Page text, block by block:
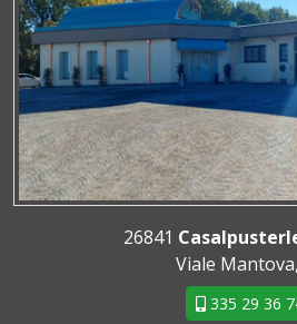
26841
Viale
335 29 36